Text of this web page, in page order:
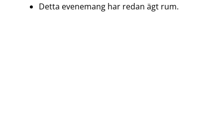
Detta evenemang har redan ägt rum.